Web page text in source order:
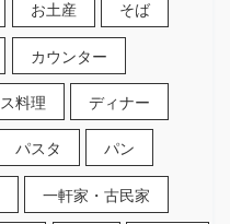
お土産 そば
カウンター
料理 ディナー
パスタ パン
一軒家・古民家